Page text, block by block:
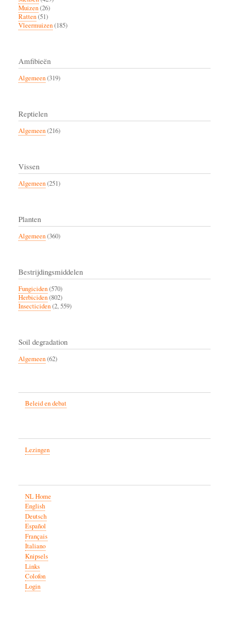
Muizen(26)
Ratten(51)
Vleermuizen(185)
Amfibieën
Algemeen(319)
Reptielen
Algemeen(216)
Vissen
Algemeen(251)
Planten
Algemeen(360)
Bestrijdingsmiddelen
Fungiciden(570)
Herbiciden(802)
Insecticiden(2, 559)
Soil degradation
Algemeen(62)
Beleid en debat
Lezingen
NL Home
English
Deutsch
Español
Français
Italiano
Knipsels
Links
Colofon
Login